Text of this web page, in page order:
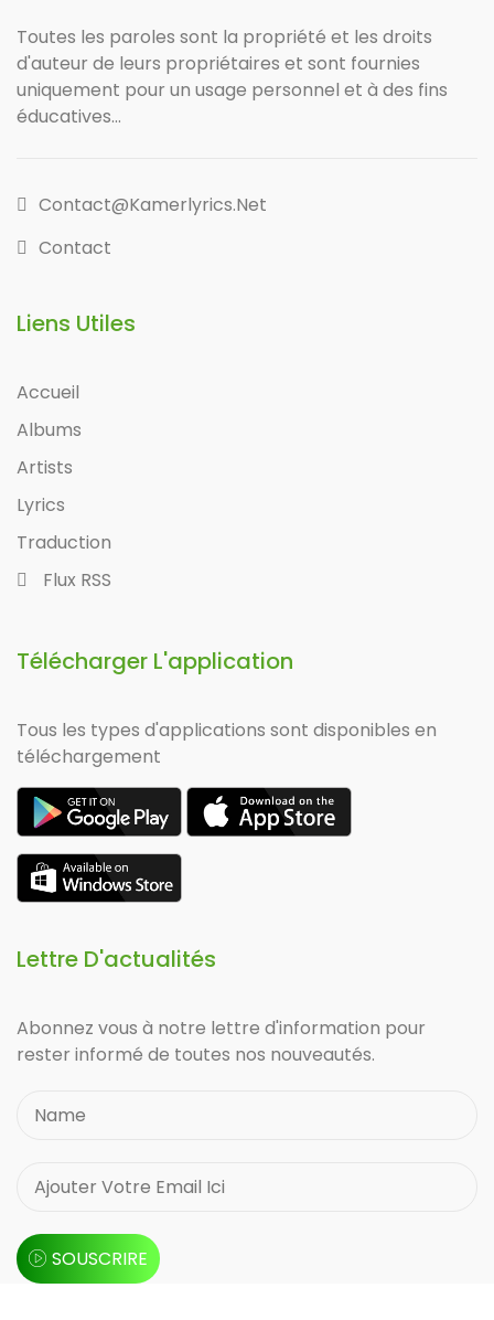
Toutes les paroles sont la propriété et les droits
d'auteur de leurs propriétaires et sont fournies
uniquement pour un usage personnel et à des fins
éducatives...
Contact@kamerlyrics.net
Contact
Liens Utiles
Accueil
Albums
Artists
Lyrics
Traduction
Flux RSS
Télécharger L'application
Tous les types d'applications sont disponibles en
téléchargement
Lettre D'actualités
Abonnez vous à notre lettre d'information pour
rester informé de toutes nos nouveautés.
SOUSCRIRE